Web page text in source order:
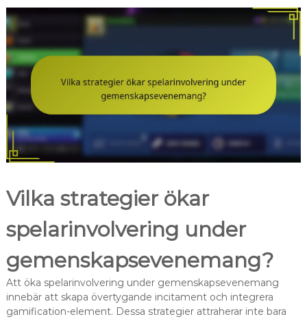
Vilka strategier ökar
spelarinvolvering under
gemenskapsevenemang?
Att öka spelarinvolvering under gemenskapsevenemang
innebär att skapa övertygande incitament och integrera
gamification-element. Dessa strategier attraherar inte bara